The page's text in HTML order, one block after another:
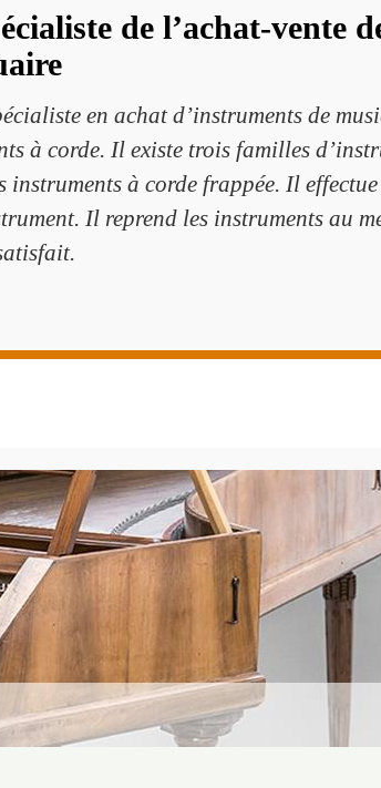
de l’achat-vente
en achat d’instruments de
à corde. Il existe trois familles
à corde frappée. Il
Il reprend les instruments au